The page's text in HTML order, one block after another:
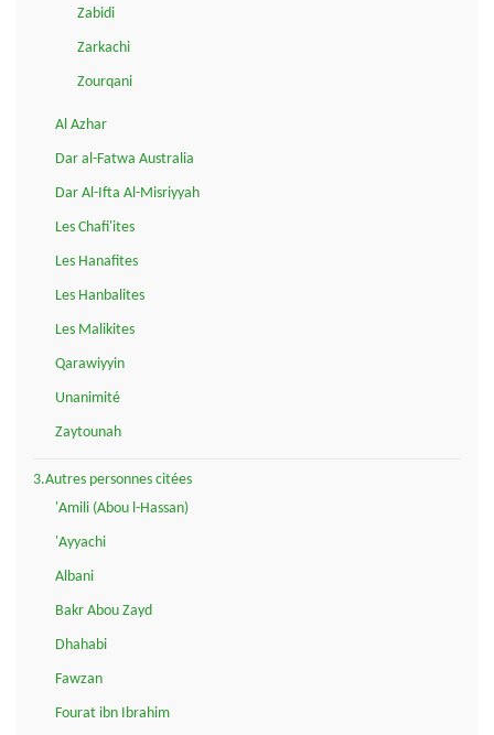
Zabidi
Zarkachi
Zourqani
Al Azhar
Dar al-Fatwa Australia
Dar Al-Ifta Al-Misriyyah
Les Chafi'ites
Les Hanafites
Les Hanbalites
Les Malikites
Qarawiyyin
Unanimité
Zaytounah
3.Autres personnes citées
'Amili (Abou l-Hassan)
'Ayyachi
Albani
Bakr Abou Zayd
Dhahabi
Fawzan
Fourat ibn Ibrahim